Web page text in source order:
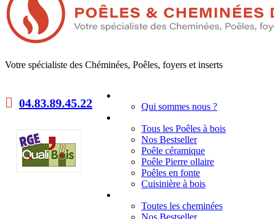
Votre spécialiste des Chéminées, Poêles, foyers et inserts
04.83.89.45.22 Qui sommes nous ?
Tous les Poêles à bois
Nos Bestseller
Poêle céramique
Poêle Pierre ollaire
Poêles en fonte
Cuisinière à bois
Toutes les cheminées
Nos Bestseller